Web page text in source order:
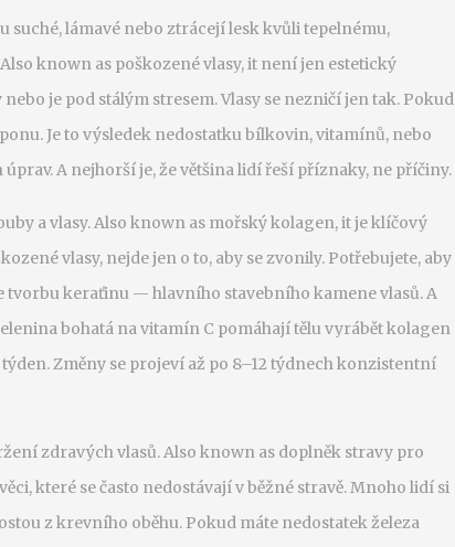
suché, lámavé nebo ztrácejí lesk kvůli tepelnému,
Also known as poškozené vlasy, it není jen estetický
je pod stálým stresem.Vlasy se nezničí jen tak. Pokud
Je to výsledek nedostatku bílkovin, vitamínů, nebo
A nejhorší je, že většina lidí řeší příznaky, ne příčiny.
a vlasy. Also known as mořský kolagen, itje klíčový
vlasy, nejde jen o to, aby se zvonily. Potřebujete, aby
tvorbu keraťinu — hlavního stavebního kamene vlasů. A
bohatá na vitamín C pomáhají tělu vyrábět kolagen
Změny se projeví až po 8–12 týdnech konzistentní
zdravých vlasů. Also known as doplněk stravy pro
které se často nedostávají v běžné stravě.Mnoho lidí si
z krevního oběhu. Pokud máte nedostatek železa